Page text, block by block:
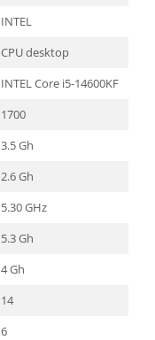
INTEL
CPU desktop
INTEL Core i5-14600KF
1700
3.5 Gh
2.6 Gh
5.30 GHz
5.3 Gh
4 Gh
14
6